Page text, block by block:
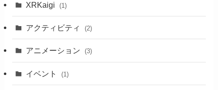
XRKaigi (1)
アクティビティ (2)
アニメーション (3)
イベント (1)